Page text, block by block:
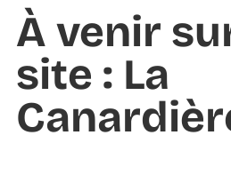
À venir
site : La